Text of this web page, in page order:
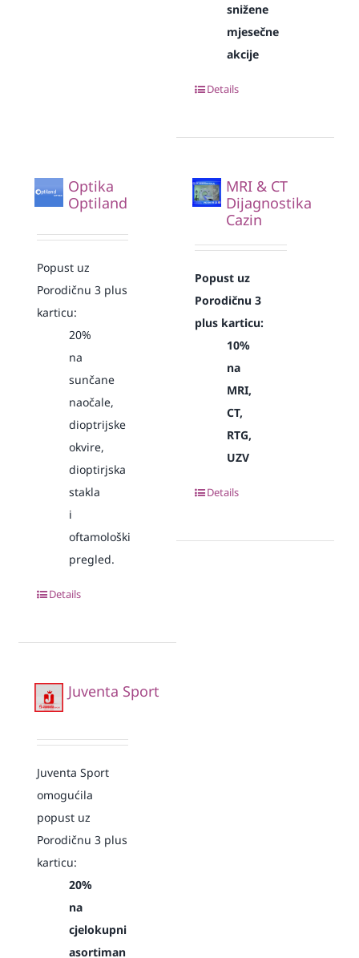
snižene
mjesečne
akcije
Details
Optika
Optiland
Popust uz
Porodičnu 3 plus
karticu:
20%
na
sunčane
naočale,
dioptrijske
okvire,
dioptirjska
stakla
i
oftamološki
pregled.
Details
MRI & CT
Dijagnostika
Cazin
Popust uz
Porodičnu 3
plus karticu:
10%
na
MRI,
CT,
RTG,
UZV
Details
Juventa Sport
Juventa Sport
omogućila
popust uz
Porodičnu 3 plus
karticu:
20%
na
cjelokupni
asortiman